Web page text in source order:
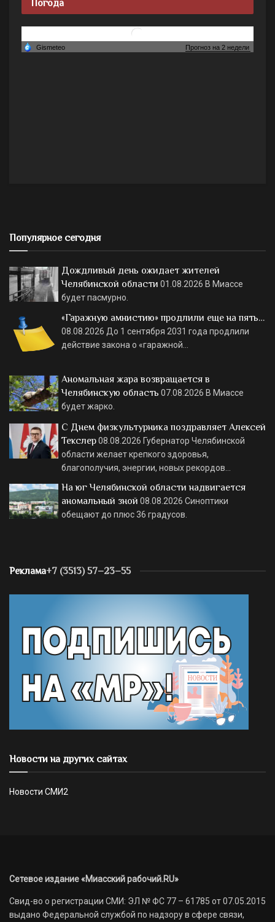
Погода
Популярное сегодня
Дождливый день ожидает жителей
Челябинской области 01.08.2026 В Миассе
будет пасмурно.
«Гаражную амнистию» продлили еще на пять…
08.08.2026 До 1 сентября 2031 года продлили
действие закона о «гаражной…
Аномальная жара возвращается в
Челябинскую область 07.08.2026 В Миассе
будет жарко.
С Днем физкультурника поздравляет Алексей
Текслер08.08.2026 Губернатор Челябинской
области желает крепкого здоровья,
благополучия, энергии, новых рекордов…
На юг Челябинской области надвигается
аномальный зной 08.08.2026 Синоптики
обещают до плюс 36 градусов.
Реклама+7 (3513) 57–23–55
Новости на других сайтах
Новости СМИ2
Сетевое издание «Миасский рабочий.RU»
Свид-во о регистрации СМИ: ЭЛ № ФС 77 – 61785 от 07.05.2015
выдано Федеральной службой по надзору в сфере связи,